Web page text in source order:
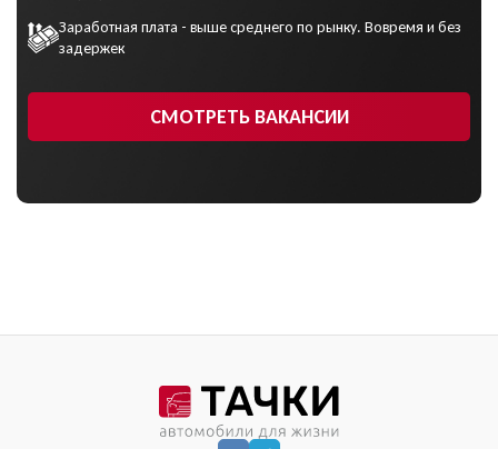
Заработная плата - выше среднего по рынку. Вовремя и без
задержек
СМОТРЕТЬ ВАКАНСИИ